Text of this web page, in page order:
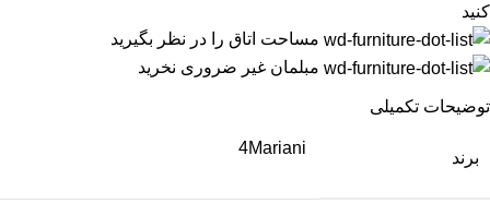
کنید
مساحت اتاق را در نظر بگیرید
مبلمان غیر ضروری نخرید
توضیحات تکمیلی
برند
4Mariani